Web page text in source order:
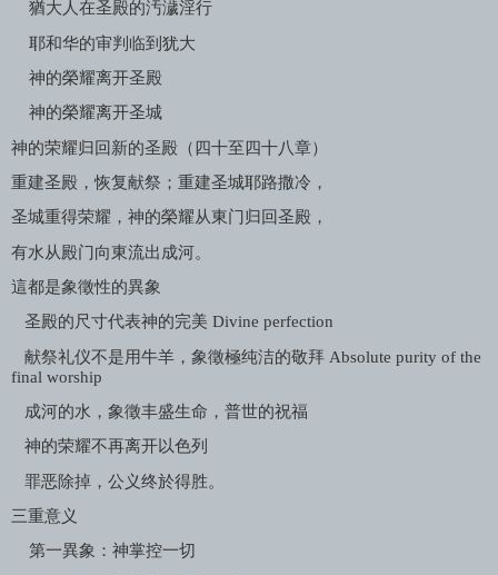
猶大人在圣殿的汚濊淫行
耶和华的审判临到犹大
神的榮耀离开圣殿
神的榮耀离开圣城
神的荣耀归回新的圣殿（四十至四十八章）
重建圣殿，恢复献祭；重建圣城耶路撒冷，
圣城重得荣耀，神的榮耀从東门归回圣殿，
有水从殿门向東流出成河。
這都是象徵性的異象
圣殿的尺寸代表神的完美 Divine perfection
献祭礼仪不是用牛羊，象徵極纯洁的敬拜 Absolute purity of the
final worship
成河的水，象徵丰盛生命，普世的祝福
神的荣耀不再离开以色列
罪恶除掉，公义终於得胜。
三重意义
第一異象：神掌控一切